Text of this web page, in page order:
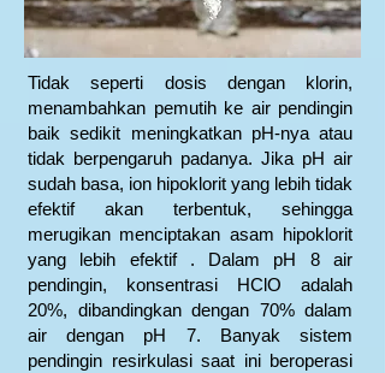
Tidak seperti dosis dengan klorin,
menambahkan pemutih ke air pendingin
baik sedikit meningkatkan pH-nya atau
tidak berpengaruh padanya. Jika pH air
sudah basa, ion hipoklorit yang lebih tidak
efektif akan terbentuk, sehingga
merugikan menciptakan asam hipoklorit
yang lebih efektif . Dalam pH 8 air
pendingin, konsentrasi HClO adalah
20%, dibandingkan dengan 70% dalam
air dengan pH 7. Banyak sistem
pendingin resirkulasi saat ini beroperasi